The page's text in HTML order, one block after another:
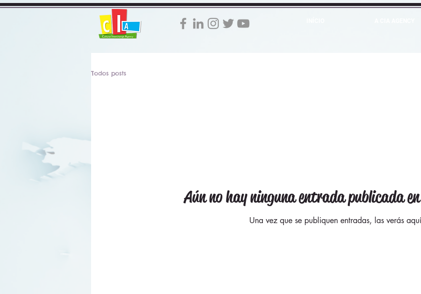
Todos posts
Aún no hay ninguna entrada publicada
Una vez que se publiquen entradas, las verás